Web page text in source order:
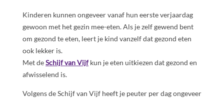
Kinderen kunnen ongeveer vanaf hun eerste verjaardag
gewoon met het gezin mee-eten. Als je zelf gewend bent
om gezond te eten, leert je kind vanzelf dat gezond eten
ook lekker is.
Met deSchijf van Vijfkun je eten uitkiezen dat gezond en
afwisselend is.
Volgens de Schijf van Vijf heeft je peuter per dag ongeveer